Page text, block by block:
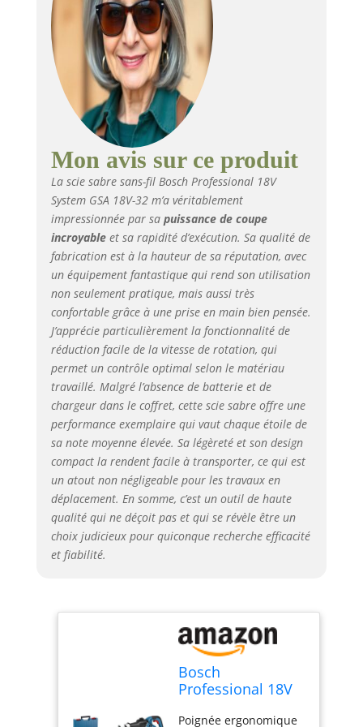
AMPShare : Les
batteries et chargeurs
sont entièrement
compatibles avec le
Professional 18V
System Bosch et avec
de nombreux autres
AMPShare. Livré avec :
GSA 18V-32, 1 lame de
scie sabre S 1130 CF
Endurance for Heavy
Metal (disponible
séparément pat pack
de 5), coffret de
transport
Mon avis sur ce produit
La scie sabre sans-fil Bosch Professional 18V
System GSA 18V-32 m’a véritablement
impressionnée par sa puissance de coupe
incroyableet sa rapidité d’exécution. Sa qualité de
fabrication est à la hauteur de sa réputation, avec
un équipement fantastique qui rend son utilisation
non seulement pratique, mais aussi très
confortable grâce à une prise en main bien pensée.
J’apprécie particulièrement la fonctionnalité de
réduction facile de la vitesse de rotation, qui
permet un contrôle optimal selon le matériau
travaillé. Malgré l’absence de batterie et de
chargeur dans le coffret, cette scie sabre offre une
performance exemplaire qui vaut chaque étoile de
sa note moyenne élevée. Sa légèreté et son design
compact la rendent facile à transporter, ce qui est
un atout non négligeable pour les travaux en
déplacement. En somme, c’est un outil de haute
qualité qui ne déçoit pas et qui se révèle être un
choix judicieux pour quiconque recherche efficacité
et fiabilité.
Bosch
Professional 18V
sans-fil GSA 18V-
Poignée ergonomique